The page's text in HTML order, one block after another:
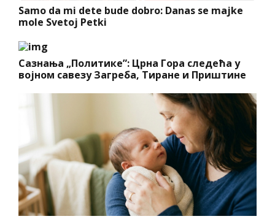
Samo da mi dete bude dobro: Danas se majke
mole Svetoj Petki
Сазнања „Политике”: Црна Гора следећа у
војном савезу Загреба, Тиране и Приштине